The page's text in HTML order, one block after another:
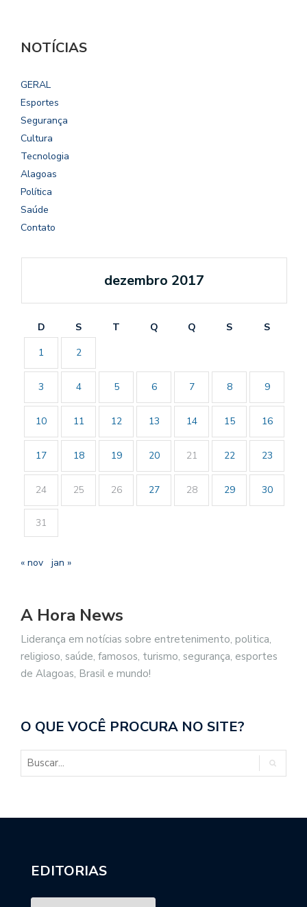
NOTÍCIAS
GERAL
Esportes
Segurança
Cultura
Tecnologia
Alagoas
Política
Saúde
Contato
dezembro 2017
D S T Q Q S
S
1
2
3 4 5 6 7 8 9
10 11 12 13 14 15 16
17 18 19 20 21 22 23
24 25 26 27 28 29 30
31
« nov jan »
A Hora News
Liderança em notícias sobre entretenimento, politica,
religioso, saúde, famosos, turismo, segurança, esportes
de Alagoas, Brasil e mundo!
O QUE VOCÊ PROCURA NO SITE?
EDITORIAS